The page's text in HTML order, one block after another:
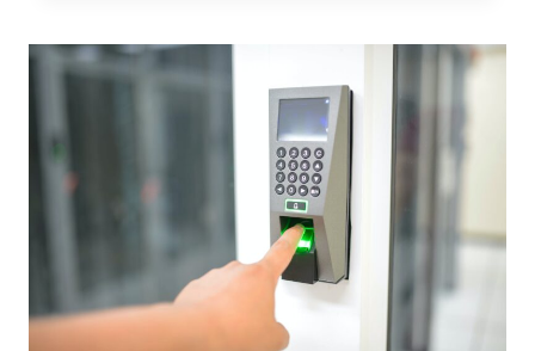
PARA
PROMETEDORA
O
UNA
ARRIESGADA?